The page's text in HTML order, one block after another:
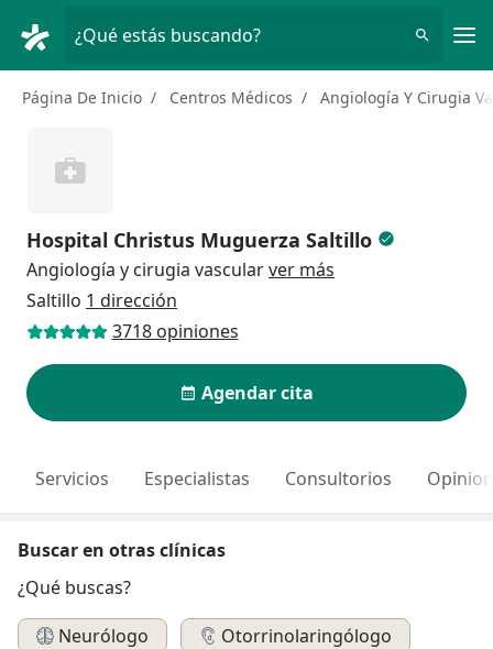
¿Qué estás buscando?
Página De Inicio Centros Médicos Angiología Y Cirugia
Hospital Christus Muguerza Saltillo
Angiología y cirugia vascularver más
Saltillo 1 dirección
3718 opiniones
Agendar cita
Servicios Especialistas Consultorios
Buscar en otras clínicas
¿Qué buscas?
Neurólogo
Otorrinolaringólogo